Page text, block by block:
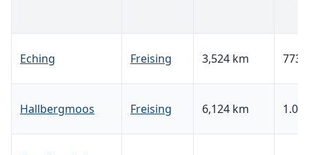
Eching Freising 3,524 km
Hallbergmoos Freising 6,124 km